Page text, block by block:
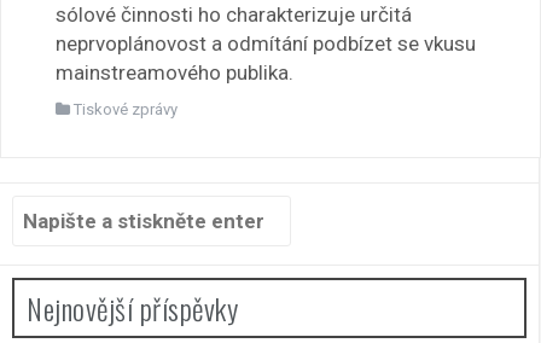
sólové činnosti ho charakterizuje určitá
neprvoplánovost a odmítání podbízet se vkusu
mainstreamového publika.
Tiskové zprávy
Hledat:
Nejnovější příspěvky